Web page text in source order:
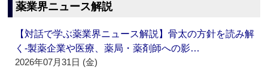
薬業界ニュース解説
【対話で学ぶ薬業界ニュース解説】骨太の方針を読み解
く‐製薬企業や医療、薬局・薬剤師への影…
2026年07月31日 (金)